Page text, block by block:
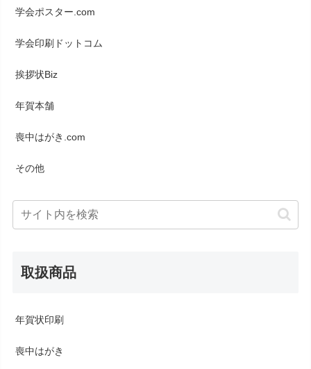
学会ポスター.com
学会印刷ドットコム
挨拶状Biz
年賀本舗
喪中はがき.com
その他
取扱商品
年賀状印刷
喪中はがき